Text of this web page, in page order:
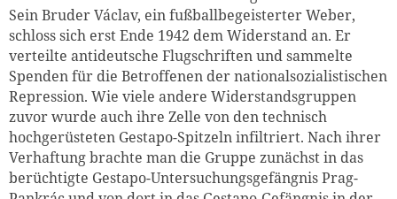
Sein Bruder Václav, ein fußballbegeisterter Weber,
schloss sich erst Ende 1942 dem Widerstand an. Er
verteilte antideutsche Flugschriften und sammelte
Spenden für die Betroffenen der nationalsozialistischen
Repression. Wie viele andere Widerstandsgruppen
zuvor wurde auch ihre Zelle von den technisch
hochgerüsteten Gestapo-Spitzeln infiltriert. Nach ihrer
Verhaftung brachte man die Gruppe zunächst in das
berüchtigte Gestapo-Untersuchungsgefängnis Prag-